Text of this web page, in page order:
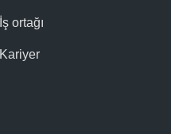
İş ortağı
Kariyer